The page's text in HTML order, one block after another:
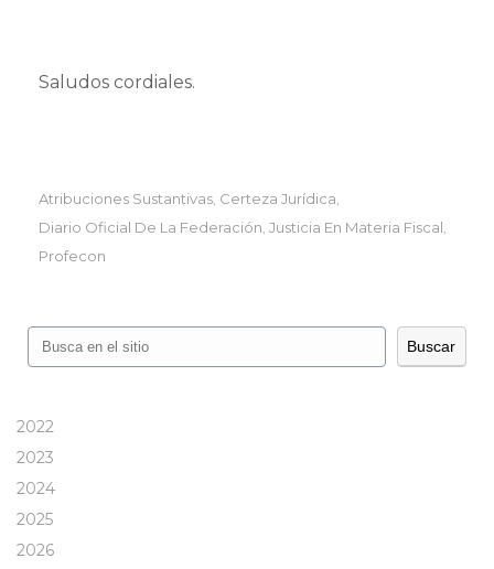
Saludos cordiales.
Atribuciones Sustantivas Certeza Jurídica
Diario Oficial De La Federación Justicia En Materia Fiscal
Profecon
Buscar Buscar
2022
2023
2024
2025
2026